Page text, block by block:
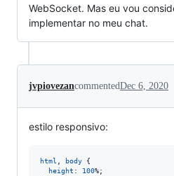
WebSocket. Mas eu vou
implementar no meu chat.
jvpiovezancommentedDec 6, 2020
estilo responsivo:
html body {
height : 100%;